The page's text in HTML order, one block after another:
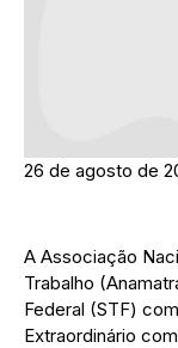
26 de agosto de
A Associação
Trabalho
Federal (STF)
Extraordinário